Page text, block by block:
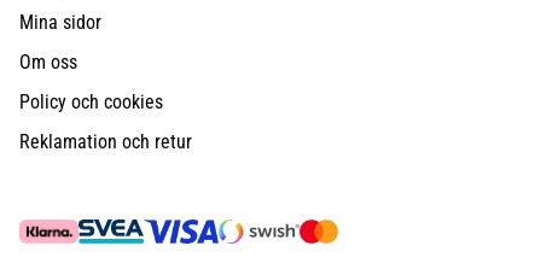
Mina sidor
Om oss
Policy och cookies
Reklamation och retur